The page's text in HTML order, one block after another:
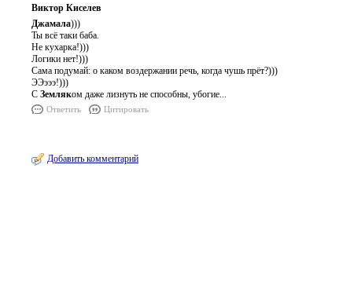
Виктор Киселев
Джамала)))
Ты всё таки баба.
Не кухарка!)))
Логики нет!)))
Сама подумай: о каком воздержании речь, когда чушь прёт?)))
ЭЭэээ!)))
С Земляком даже лизнуть не способны, убогие...
Ответить Цитировать
Добавить комментарий